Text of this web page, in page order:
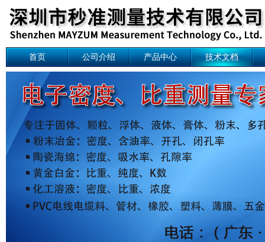
首页 公司介绍 产品中心 技术文档